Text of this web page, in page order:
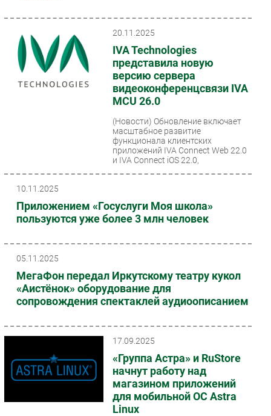
20.11.2025
IVA Technologies
представила новую
версию сервера
видеоконференцсвязи IVA
MCU 26.0
(Новости) Обновление включает
масштабное развитие
функционала клиентских
приложений IVA Connect Web 22.0
и IVA Connect iOS 22.0,
10.11.2025
Приложением «Госуслуги Моя школа»
пользуются уже более 3 млн человек
05.11.2025
МегаФон передал Иркутскому театру кукол
«Аистёнок» оборудование для
сопровождения спектаклей аудиоописанием
17.09.2025
«Группа Астра» и RuStore
начнут работу над
магазином приложений
для мобильной OC Astra
Linux